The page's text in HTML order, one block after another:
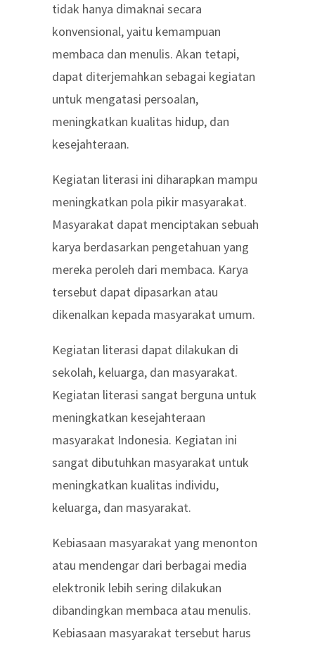
tidak hanya dimaknai secara
konvensional, yaitu kemampuan
membaca dan menulis. Akan tetapi,
dapat diterjemahkan sebagai kegiatan
untuk mengatasi persoalan,
meningkatkan kualitas hidup, dan
kesejahteraan.
Kegiatan literasi ini diharapkan mampu
meningkatkan pola pikir masyarakat.
Masyarakat dapat menciptakan sebuah
karya berdasarkan pengetahuan yang
mereka peroleh dari membaca. Karya
tersebut dapat dipasarkan atau
dikenalkan kepada masyarakat umum.
Kegiatan literasi dapat dilakukan di
sekolah, keluarga, dan masyarakat.
Kegiatan literasi sangat berguna untuk
meningkatkan kesejahteraan
masyarakat Indonesia. Kegiatan ini
sangat dibutuhkan masyarakat untuk
meningkatkan kualitas individu,
keluarga, dan masyarakat.
Kebiasaan masyarakat yang menonton
atau mendengar dari berbagai media
elektronik lebih sering dilakukan
dibandingkan membaca atau menulis.
Kebiasaan masyarakat tersebut harus